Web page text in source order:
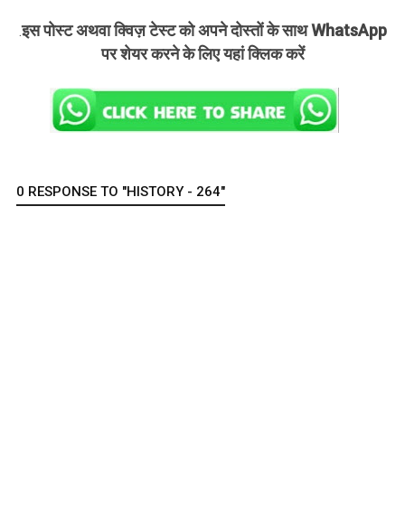
.इस पोस्ट अथवा क्विज़ टेस्ट को अपने दोस्तों के साथ WhatsApp
पर शेयर करने के लिए यहां क्लिक करें
0 RESPONSE TO "HISTORY - 264"